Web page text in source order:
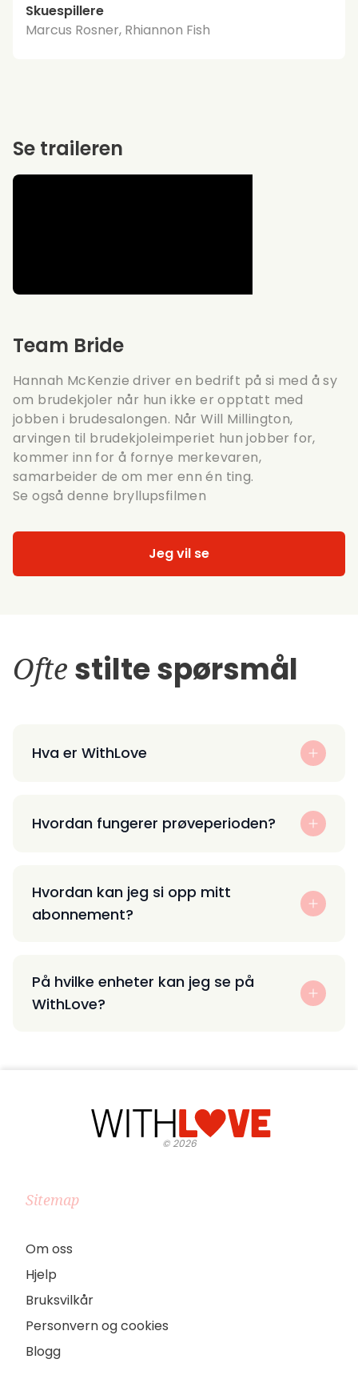
Skuespillere
Marcus Rosner, Rhiannon Fish
Team Bride
Hannah McKenzie driver en bedrift på si med å sy
om brudekjoler når hun ikke er opptatt med
jobben i brudesalongen. Når Will Millington,
arvingen til brudekjoleimperiet hun jobber for,
kommer inn for å fornye merkevaren,
samarbeider de om mer enn én ting.
Se også denne bryllupsfilmen
Jeg vil se
Se traileren
Ofte stilte spørsmål
Hva er WithLove
Hvordan fungerer prøveperioden?
Hvordan kan jeg si opp mitt
abonnement?
På hvilke enheter kan jeg se på
WithLove?
©2026
Sitemap
Om oss
Hjelp
Bruksvilkår
Personvern og cookies
Blogg